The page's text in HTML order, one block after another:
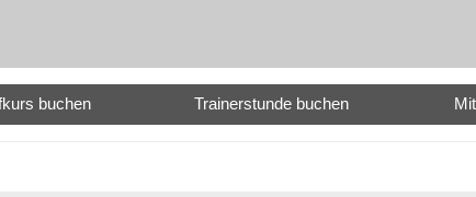
buchen Trainerstunde buchen